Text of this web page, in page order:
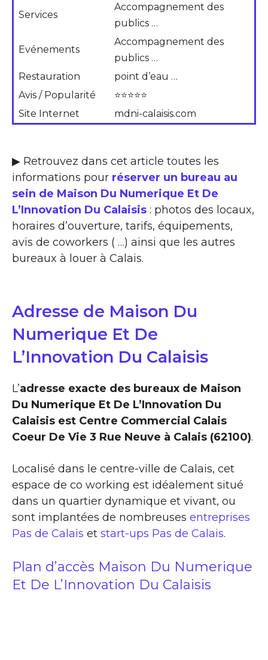
Services
Accompagnement des
publics …
Evénements
Accompagnement des
publics …
Restauration
point d’eau …
Avis / Popularité
⭐⭐⭐⭐⭐
Site Internet
mdni-calaisis.com
▶ Retrouvez dans cet article toutes les
informations pour réserver un bureau au
sein de Maison Du Numerique Et De
L’Innovation Du Calaisis : photos des locaux,
horaires d’ouverture, tarifs, équipements,
avis de coworkers ( …) ainsi que les autres
bureaux à louer à Calais.
Adresse de Maison Du
Numerique Et De
L’Innovation Du Calaisis
L’adresse exacte des bureaux de Maison
Du Numerique Et De L’Innovation Du
Calaisis est Centre Commercial Calais
Coeur De Vie 3 Rue Neuve à Calais (62100).
Localisé dans le centre-ville de Calais, cet
espace de co working est idéalement situé
dans un quartier dynamique et vivant, ou
sont implantées de nombreuses entreprises
Pas de Calais et start-ups Pas de Calais.
Plan d’accès Maison Du Numerique
Et De L’Innovation Du Calaisis